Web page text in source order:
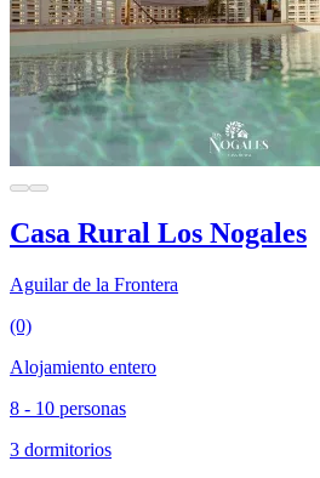
Casa Rural Los Nogales
Aguilar de la Frontera
(0)
Alojamiento entero
8 - 10 personas
3 dormitorios